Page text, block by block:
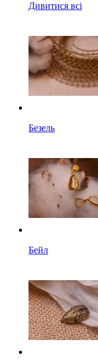
Дивитися всі
Безель
Бейл